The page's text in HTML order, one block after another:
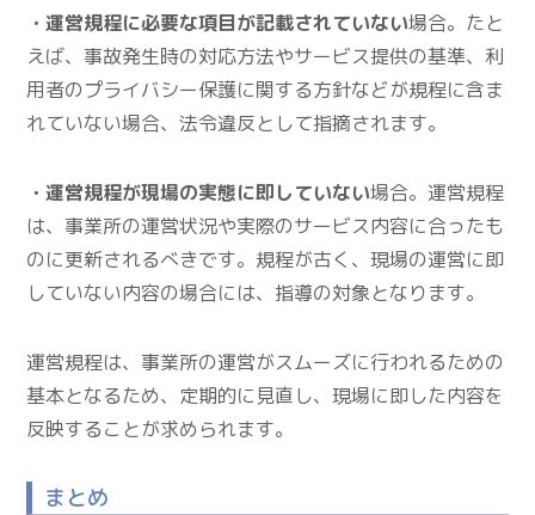
・運営規程に必要な項目が記載されていない場合。たと
えば、事故発生時の対応方法やサービス提供の基準、利
用者のプライバシー保護に関する方針などが規程に含ま
れていない場合、法令違反として指摘されます。
・運営規程が現場の実態に即していない場合。運営規程
は、事業所の運営状況や実際のサービス内容に合ったも
のに更新されるべきです。規程が古く、現場の運営に即
していない内容の場合には、指導の対象となります。
運営規程は、事業所の運営がスムーズに行われるための
基本となるため、定期的に見直し、現場に即した内容を
反映することが求められます。
まとめ